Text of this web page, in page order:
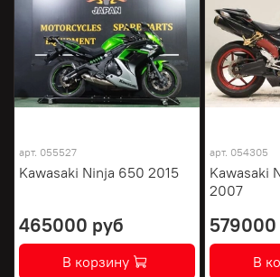
арт. 055527
Kawasaki Ninja 650 2015
465000 руб
В корзину
арт. 054305
Kawasaki
2007
579000
В